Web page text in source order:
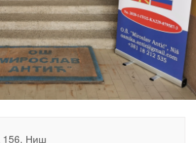
156, Ниш